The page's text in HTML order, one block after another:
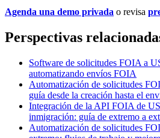
Agenda una demo privada o revisa
Perspectivas
Software de solicitudes FOIA a
automatizando envíos FOIA
Automatización de solicitudes
guía desde la creación hasta el
Integración de la API FOIA de
inmigración: guía de extremo a
Automatización de solicitudes